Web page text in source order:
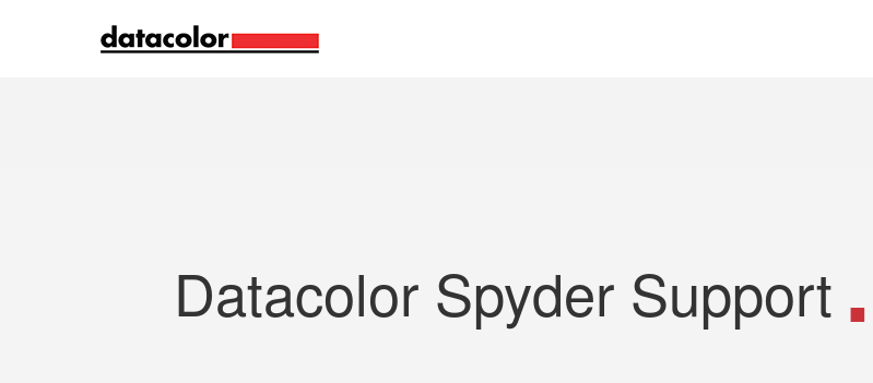
Datacolor Spyder Support